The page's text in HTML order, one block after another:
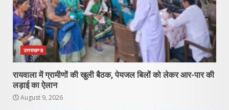
उत्तराखण्ड
रायवाला में ग्रामीणों की खुली बैठक, पेयजल बिलों को लेकर आर-पार की
लड़ाई का ऐलान
August 9, 2026